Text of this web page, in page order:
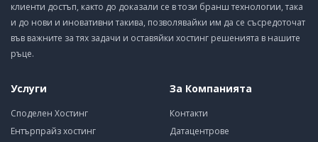
клиенти достъп, както до доказали се в този бранш технологии, така
и до нови и иновативни такива, позволявайки им да се съсредоточат
във важните за тях задачи и оставяйки хостинг решенията в нашите
ръце.
Услуги
Споделен Хостинг
Ентърпрайз хостинг
За Компанията
Контакти
Датацентрове